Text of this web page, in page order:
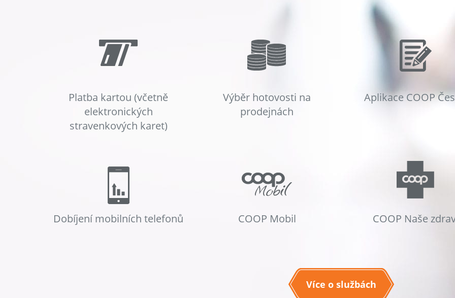
Platba kartou (včetně
elektronických
stravenkových karet)
Výběr hotovosti na
prodejnách
Aplikace COOP
Dobíjení mobilních telefonů COOP Mobil COOP Naše
Více o službách